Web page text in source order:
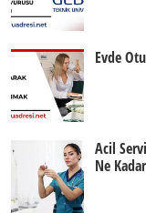
Evde
Acil
Ne